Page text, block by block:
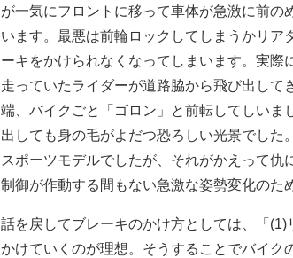
が一気にフロントに移って車体が急激に前の
います。最悪は前輪ロックしてしまうかリア
ーキをかけられなくなってしまいます。実
走っていたライダーが道路脇から飛び出し
端、バイクごと「ゴロン」と前転してしいま
出しても身の毛がよだつ恐ろしい光景でした
スポーツモデルでしたが、それがかえって
制御が作動する間もない急激な姿勢変化のた
話を戻してブレーキのかけ方としては、「
かけていくのが理想。そうすることでバイク